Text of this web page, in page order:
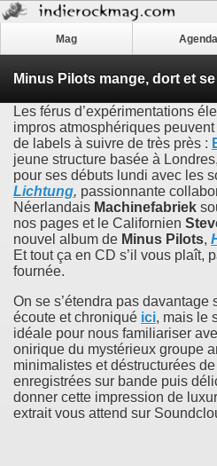
Mag Agenda
Minus Pilots mange, dort et
Les férus d’expérimentations
impros atmosphériques
de labels à suivre de très près :
jeune structure basée à
pour ses débuts lundi avec les
Lichtung, passionnante
Néerlandais Machinefabriek
nos pages et le Californien
nouvel album de Minus Pilots,
Et tout ça en CD s’il vous plaît,
fournée.
On se s’étendra pas davantage
écoute et chroniqué ici, mais le
idéale pour nous familiariser
onirique du mystérieux groupe
minimalistes et déstructurées
enregistrées sur bande puis
donner cette impression de
extrait vous attend sur